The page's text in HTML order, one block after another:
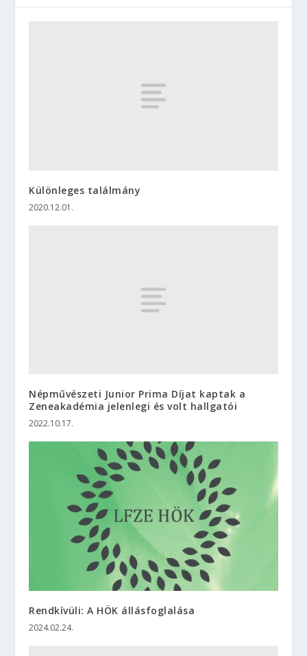
Különleges találmány
2020.12.01.
Népművészeti Junior Prima Díjat kaptak a
Zeneakadémia jelenlegi és volt hallgatói
2022.10.17.
Rendkívüli: A HÖK állásfoglalása
2024.02.24.